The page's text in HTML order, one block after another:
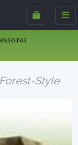
Forest-Style